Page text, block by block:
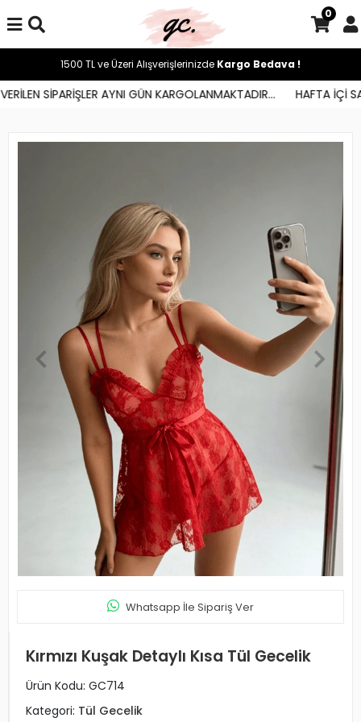
SİPARİŞLER AYNI GÜN KARGOLANMAKTADIR... HAFTA İÇİ
0
1500 TL ve Üzeri Alışverişlerinizde Kargo Bedava !
Whatsapp İle Sipariş Ver
Kırmızı Kuşak Detaylı Kısa Tül Gecelik
Ürün Kodu: GC714
Kategori: Tül Gecelik